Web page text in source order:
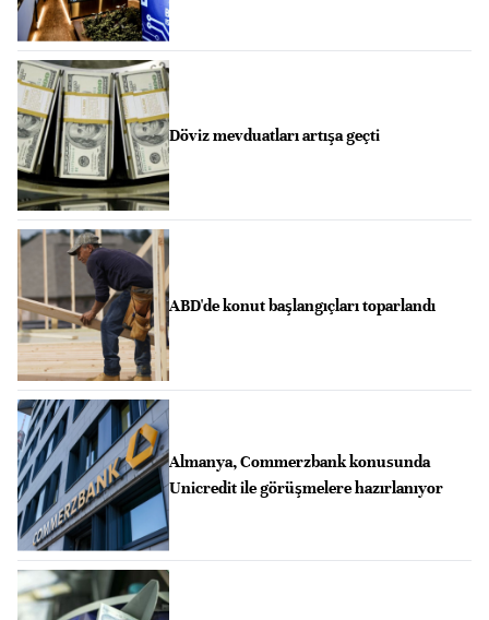
Döviz mevduatları artışa geçti
ABD'de konut başlangıçları toparlandı
Almanya, Commerzbank konusunda
Unicredit ile görüşmelere hazırlanıyor